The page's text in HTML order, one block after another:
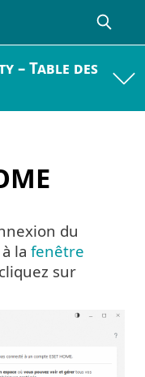
– Table des
du
la fenêtre
sur